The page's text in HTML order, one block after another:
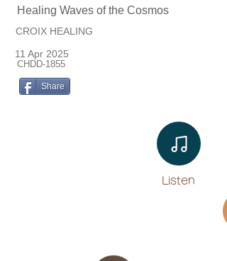
Healing Waves of the Cosmos
CROIX HEALING
11 Apr 2025
CHDD-1855
Share
Listen​